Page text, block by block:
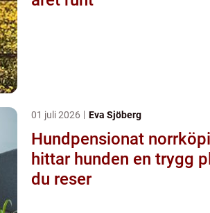
01 juli 2026 Eva Sjöberg
Hundpensionat
hittar hunden en trygg
du reser